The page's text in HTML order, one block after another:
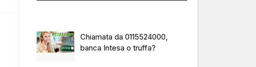
Chiamata da 0115524000,
banca Intesa o truffa?